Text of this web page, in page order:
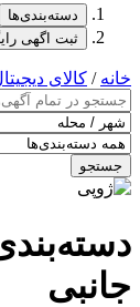
دسته‌بندی‌ها
ثبت اگهی
خانه / کالای
جستجو
جانبی